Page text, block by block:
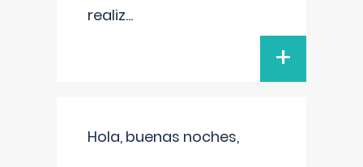
realiz...
+
Hola, buenas noches,